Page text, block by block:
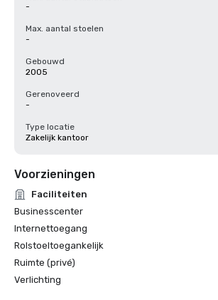
-
Max. aantal stoelen
-
Gebouwd
2005
Gerenoveerd
-
Type locatie
Zakelijk kantoor
Voorzieningen
Faciliteiten
Businesscenter
Internettoegang
Rolstoeltoegankelijk
Ruimte (privé)
Verlichting